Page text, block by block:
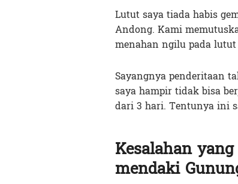
Lutut saya tiada habis
Andong. Kami
menahan ngilu pada lutut
Sayangnya penderitaan
saya hampir tidak bisa
dari 3 hari. Tentunya ini
Kesalahan
mendaki